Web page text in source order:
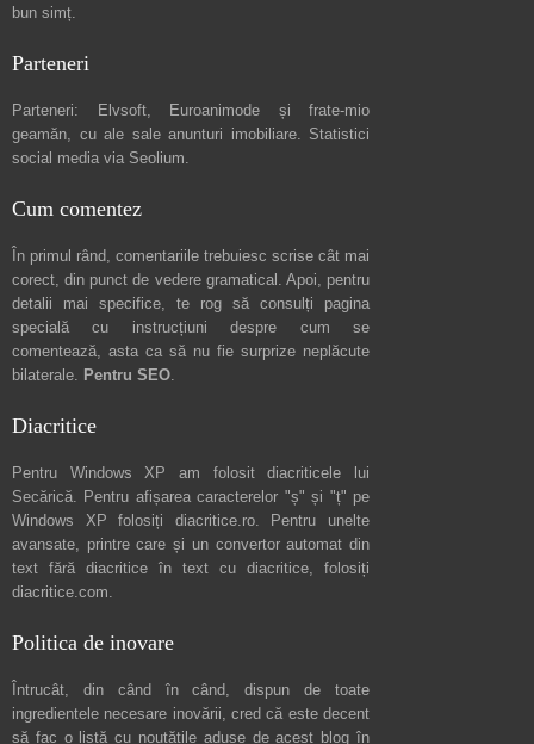
bun simț.
Parteneri
Parteneri: Elvsoft, Euroanimode și frate-mio
geamăn, cu ale sale anunturi imobiliare. Statistici
social media via Seolium.
Cum comentez
În primul rând, comentariile trebuiesc scrise cât mai
corect, din punct de vedere gramatical. Apoi, pentru
detalii mai specifice, te rog să consulți pagina
specială cu instrucțiuni despre cum se
comentează, asta ca să nu fie surprize neplăcute
bilaterale. Pentru SEO.
Diacritice
Pentru Windows XP am folosit diacriticele lui
Secărică. Pentru afișarea caracterelor "ș" și "ț" pe
Windows XP folosiți diacritice.ro. Pentru unelte
avansate, printre care și un convertor automat din
text fără diacritice în text cu diacritice, folosiți
diacritice.com.
Politica de inovare
Întrucât, din când în când, dispun de toate
ingredientele necesare inovării, cred că este decent
să fac o listă cu noutățile aduse de acest blog în